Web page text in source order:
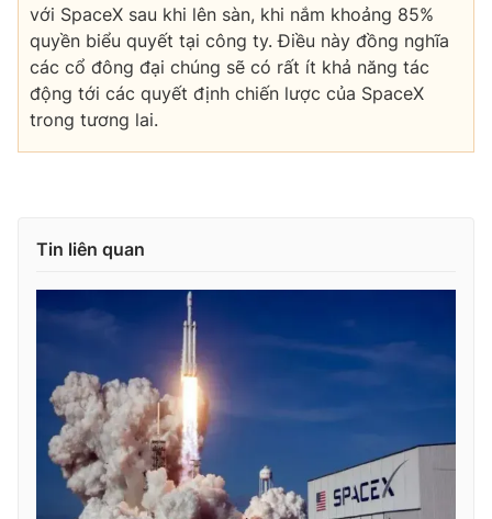
với SpaceX sau khi lên sàn, khi nắm khoảng 85%
quyền biểu quyết tại công ty. Điều này đồng nghĩa
các cổ đông đại chúng sẽ có rất ít khả năng tác
động tới các quyết định chiến lược của SpaceX
trong tương lai.
Tin liên quan